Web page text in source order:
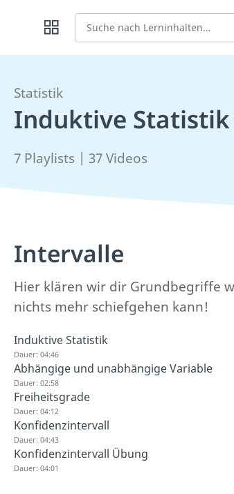
Suche
Statistik
Induktive Statistik
7 Playlists | 37 Videos
Intervalle
Hier klären wir dir Grundbegriffe
nichts mehr schiefgehen kann!
Induktive Statistik
Dauer: 04:46
Abhängige und unabhängige Variable
Dauer: 02:58
Freiheitsgrade
Dauer: 04:12
Konfidenzintervall
Dauer: 04:43
Konfidenzintervall Übung
Dauer: 04:01